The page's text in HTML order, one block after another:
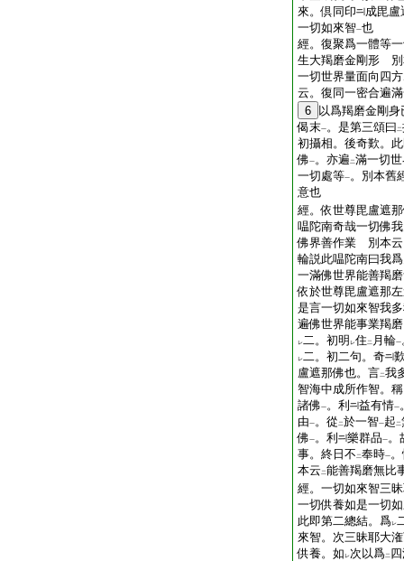
來。倶同印
成毘盧
一切如來智一也
經。復聚爲一體等
生大羯磨金剛形 別
一切世界量面向四
云。復同一密合遍
6
以爲羯磨金剛
偈末一。是第三頌曰 二
初攝相。後奇歎。
佛一。亦遍 二滿一切
一切處等一。別本舊
意也
經。依世尊毘盧遮
嗢陀南奇哉一切佛
佛界善作業 別本云
輪説此嗢陀南曰我
一滿佛世界能善羯
依於世尊毘盧遮那
是言一切如來智我
遍佛世界能事業羯
レ二。初明 レ住 二 月輪一
レ二。初二句。奇
盧遮那佛也。言二我
智海中成所作智。
諸佛一。利 益有情一
由一。從 二於一智一起 二
佛一。利 樂群品一。
事。終日不 二奉時一
本云 二能善羯磨無比
經。一切如來智三
一切供養如是一切
此即第二總結。爲レ
來智。次三昧耶大
供養。如 レ次以爲二